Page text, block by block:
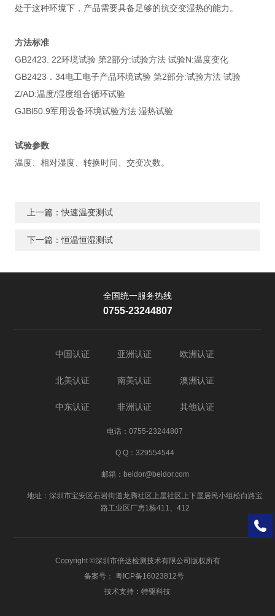
处于这种环境下，产品需要具备足够的抗交变湿热的能力。
方法标准
GB2423. 22环境试验 第2部分:试验方法 试验N:温度变化
GB2423．34电工电子产品环境试验 第2部分:试验方法 试验
Z/AD:温度/湿度组合循环试验
GJBl50.9军用设备环境试验方法 湿热试验
试验参数
温度、相对湿度、转换时间、交变次数。
上一篇：快速温变测试
下一篇：恒温恒湿测试
中国认证 亚洲认证 欧洲认证
北美认证 南美认证 澳洲认证
中东认证 非洲认证 其他认证
电话：0755-23244807
Q Q：329554544
邮箱：beidor@beidor.com
地址：深圳市宝安区石岩街道龙腾社区上屋社区上下屋居民小组松白路宝
路工业区厂房1栋411、412
全国统一服务热线
0755-23244807
Copyright ©深圳市倍达检测技术有限公司版权所有
备案号： 粤ICP备16023812号
技术支持： 特驱科技